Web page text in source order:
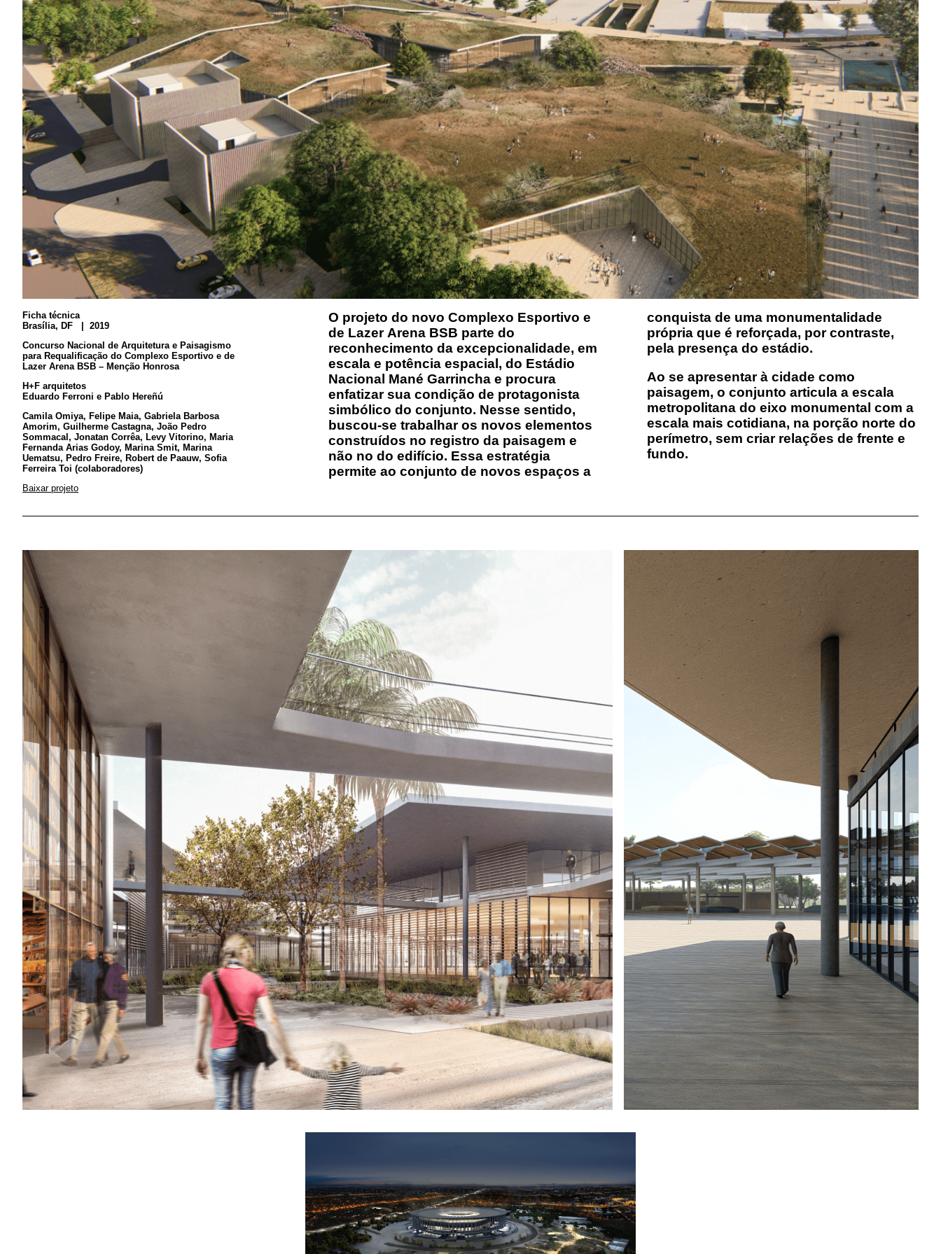
Ficha técnica
Brasília, DF | 2019
Concurso Nacional de Arquitetura e Paisagismo
para Requalificação do Complexo Esportivo e de
Lazer Arena BSB – Menção Honrosa
H+F arquitetos
Eduardo Ferroni e Pablo Hereñú
Camila Omiya, Felipe Maia, Gabriela Barbosa
Amorim, Guilherme Castagna, João Pedro
Sommacal, Jonatan Corrêa, Levy Vitorino, Maria
Fernanda Arias Godoy, Marina Smit, Marina
Uematsu, Pedro Freire, Robert de Paauw, Sofia
Ferreira Toi (colaboradores)
Baixar projeto
O projeto do novo Complexo Esportivo e
de Lazer Arena BSB parte do
reconhecimento da excepcionalidade, em
escala e potência espacial, do Estádio
Nacional Mané Garrincha e procura
enfatizar sua condição de protagonista
simbólico do conjunto. Nesse sentido,
buscou-se trabalhar os novos elementos
construídos no registro da paisagem e
não no do edifício. Essa estratégia
permite ao conjunto de novos espaços a
conquista de uma monumentalidade
própria que é reforçada, por contraste,
pela presença do estádio.
Ao se apresentar à cidade como
paisagem, o conjunto articula a escala
metropolitana do eixo monumental com a
escala mais cotidiana, na porção norte do
perímetro, sem criar relações de frente e
fundo.